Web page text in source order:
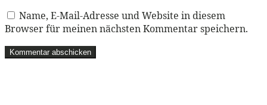
Name, E-Mail-Adresse und Website in diesem
Browser für meinen nächsten Kommentar speichern.